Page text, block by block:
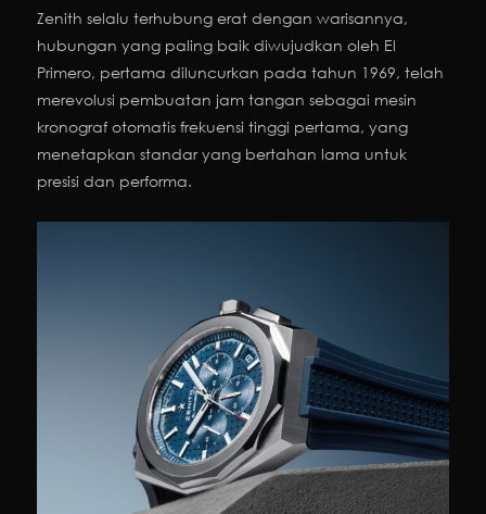
Zenith selalu terhubung erat dengan warisannya,
hubungan yang paling baik diwujudkan oleh El
Primero, pertama diluncurkan pada tahun 1969, telah
merevolusi pembuatan jam tangan sebagai mesin
kronograf otomatis frekuensi tinggi pertama, yang
menetapkan standar yang bertahan lama untuk
presisi dan performa.